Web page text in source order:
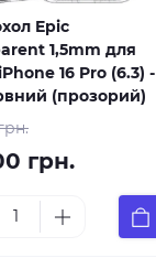
Epic
1,5mm для
16 Pro (6.3) -
(прозорий)
грн.